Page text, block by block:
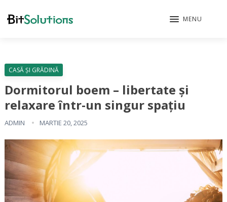
MENU
CASĂ ȘI GRĂDINĂ
Dormitorul boem – libertate și
relaxare într-un singur spațiu
ADMIN MARTIE 20, 2025